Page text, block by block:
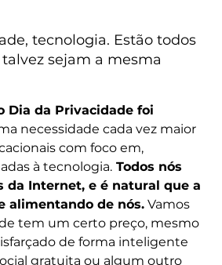
tecnologia. Estão todos
sejam a mesma
Dia da Privacidade foi
necessidade cada vez maior
com foco em,
à tecnologia.Todos nós
da Internet, e é natural que a
alimentando de nós.Vamos
tem um certo preço, mesmo
de forma inteligente
gratuita ou algum outro